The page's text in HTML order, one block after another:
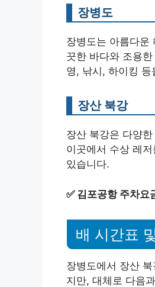
장병도
장병도는 아름다운
끗한 바다와 조용
영, 낚시, 하이킹
장산 북강
장산 북강은 다양
이곳에서 수상 레
있습니다.
✅ 김포공항 주차요
배 시간표
장병도에서 장산
지만, 대체로 다음